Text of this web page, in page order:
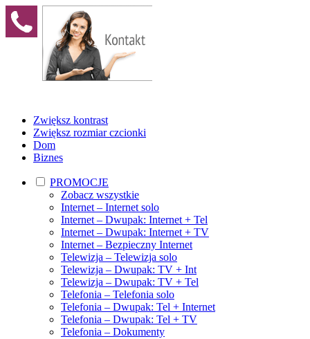
Zwiększ kontrast
Zwiększ rozmiar czcionki
Dom
Biznes
PROMOCJE
Zobacz wszystkie
Internet – Internet solo
Internet – Dwupak: Internet + Tel
Internet – Dwupak: Internet + TV
Internet – Bezpieczny Internet
Telewizja – Telewizja solo
Telewizja – Dwupak: TV + Int
Telewizja – Dwupak: TV + Tel
Telefonia – Telefonia solo
Telefonia – Dwupak: Tel + Internet
Telefonia – Dwupak: Tel + TV
Telefonia – Dokumenty